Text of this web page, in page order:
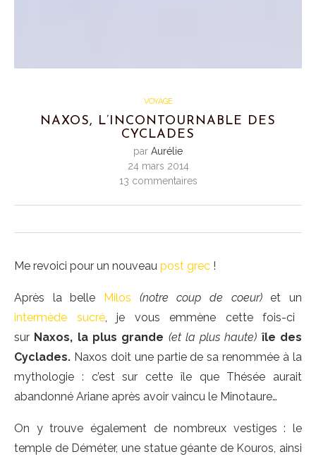
VOYAGE
NAXOS, L’INCONTOURNABLE DES
CYCLADES
par Aurélie
24 mars 2014
13 commentaires
Me revoici pour un nouveau post grec !
Après la belle Milos (notre coup de coeur)et un
intermède sucré, je vous emmène cette fois-ci
sur Naxos, la plus grande (et la plus haute) île des
Cyclades. Naxos doit une partie de sa renommée à la
mythologie : c’est sur cette île que Thésée aurait
abandonné Ariane après avoir vaincu le Minotaure…
On y trouve également de nombreux vestiges : le
temple de Déméter, une statue géante de Kouros, ainsi